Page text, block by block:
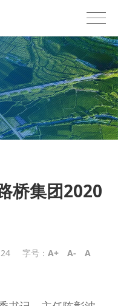
桥集团2020
字号：A+ A-
A